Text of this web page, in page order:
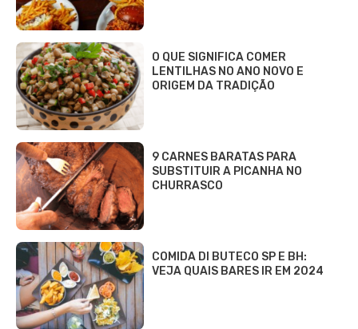
O QUE SIGNIFICA COMER
LENTILHAS NO ANO NOVO E
ORIGEM DA TRADIÇÃO
9 CARNES BARATAS PARA
SUBSTITUIR A PICANHA NO
CHURRASCO
COMIDA DI BUTECO SP E BH:
VEJA QUAIS BARES IR EM 2024